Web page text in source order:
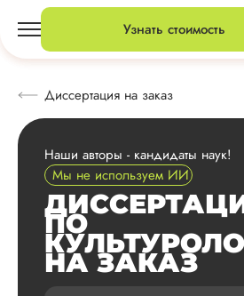
Узнать стоимость
Диссертация на заказ
Наши авторы - кандидаты наук!
Мы не используем ИИ
ПО
НА ЗАКАЗ